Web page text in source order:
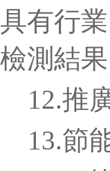
具有行
檢測結果
12.推
13.節